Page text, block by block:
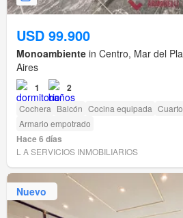
USD 99.900
Monoambiente in Centro, Mar del
Aires
1 2
Cochera Balcón Cocina equipada
Armario empotrado
Hace 6 días
L A SERVICIOS INMOBILIARIOS
Nuevo